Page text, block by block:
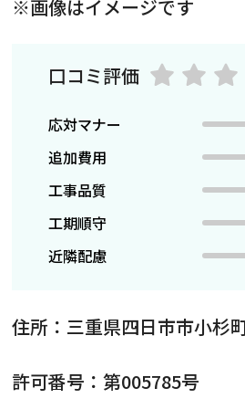
※画像はイメージです
口コミ評価
応対マナー
追加費用
工事品質
工期順守
近隣配慮
住所：三重県四日市市小杉
許可番号：第005785号